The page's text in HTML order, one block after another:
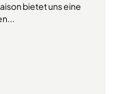
bietet uns eine